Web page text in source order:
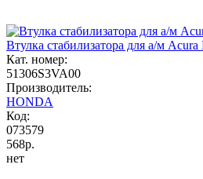
Втулка стабилизатора для а/м
Кат. номер:
51306S3VA00
Производитель:
HONDA
Код:
073579
568р.
нет